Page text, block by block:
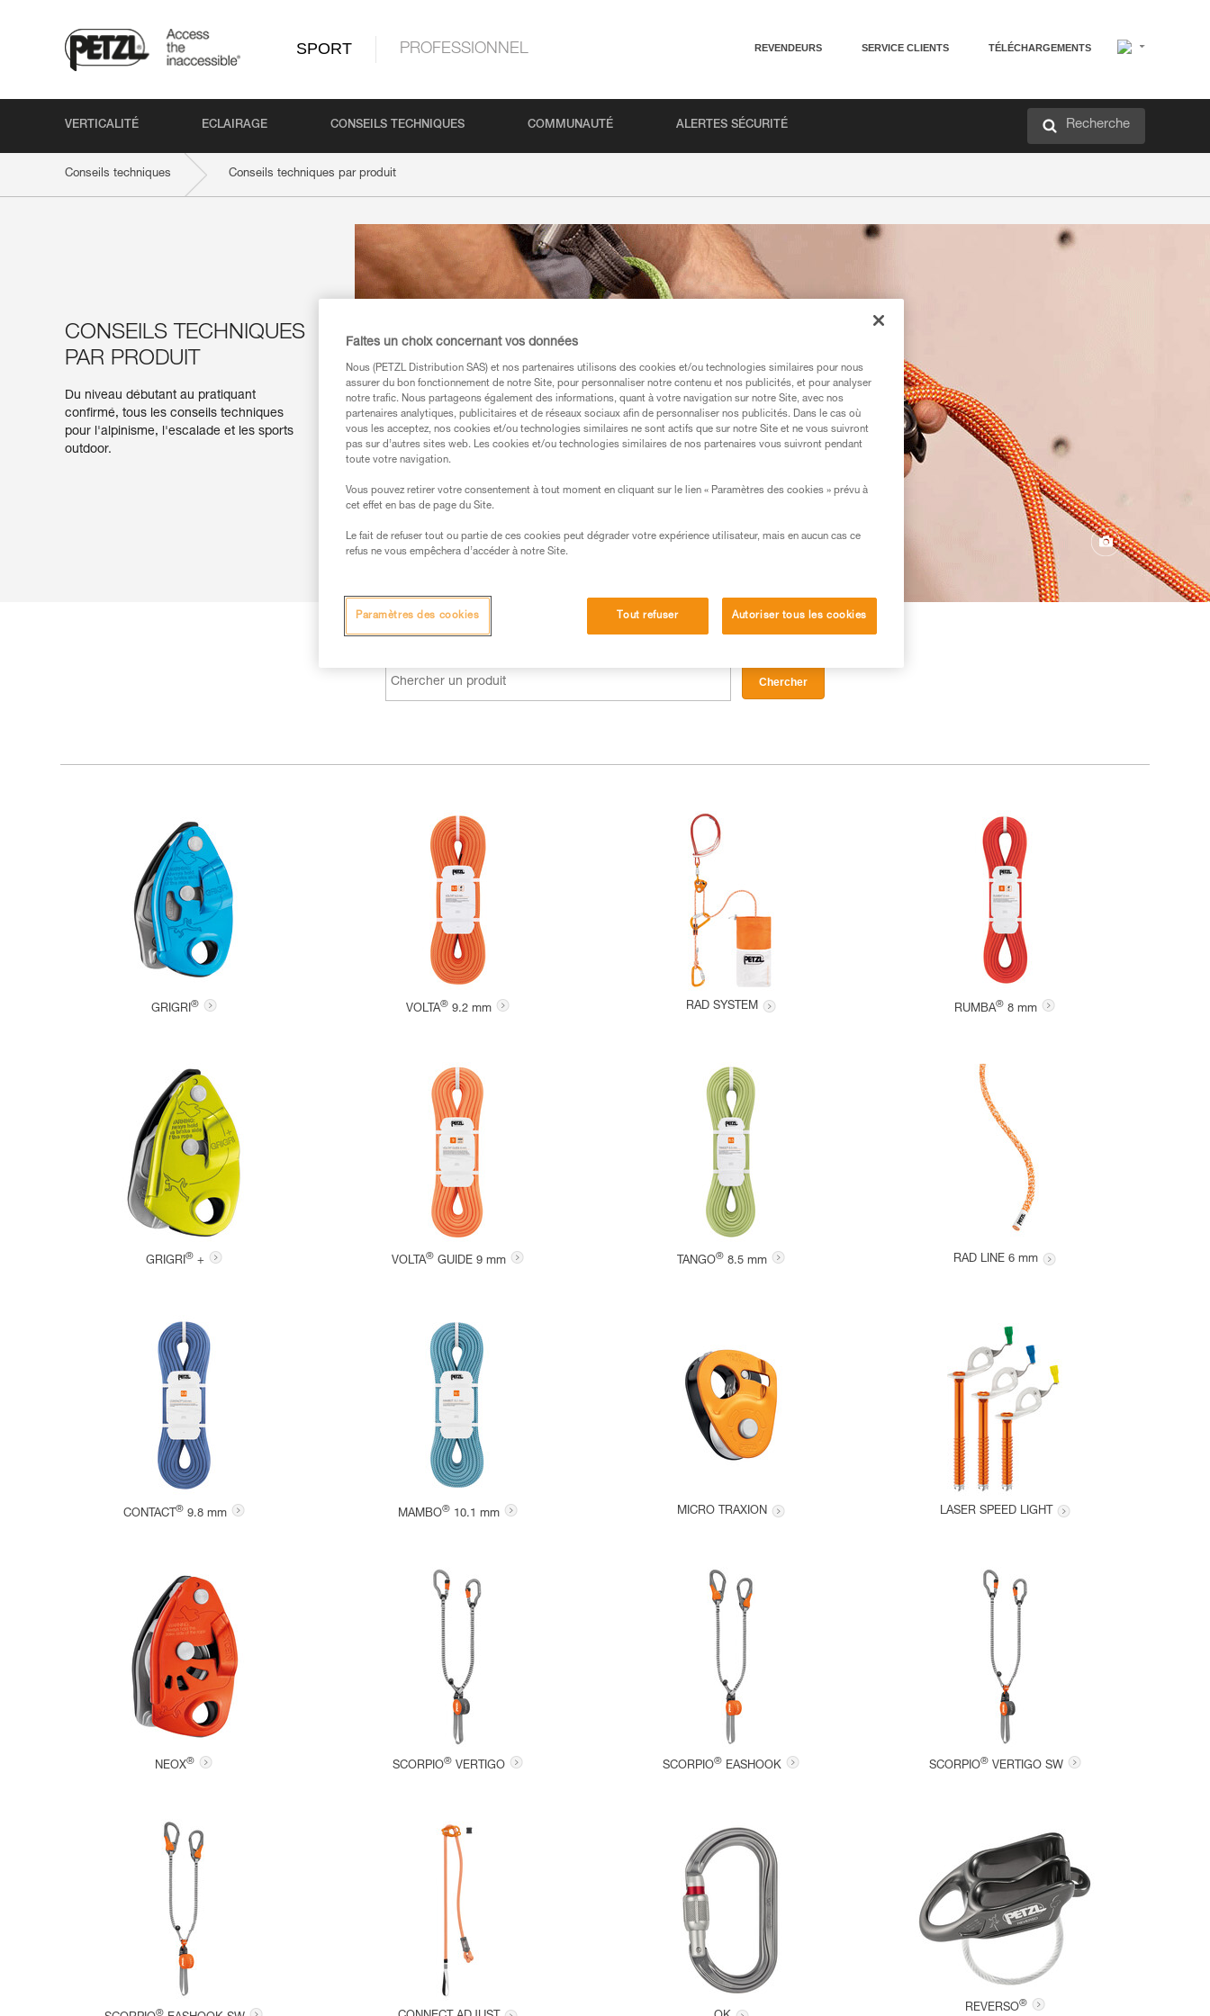
SPORT PROFESSIONNEL REVENDEURS SERVICE CLIENTS TÉLÉCHARGEMENTS
VERTICALITÉ ECLAIRAGE CONSEILS TECHNIQUES COMMUNAUTÉ ALERTES SÉCURITÉ Recherche
Conseils techniques Conseils techniques par produit
CONSEILS TECHNIQUES
PAR PRODUIT
Du niveau débutant au pratiquant
confirmé, tous les conseils techniques
pour l'alpinisme, l'escalade et les sports
outdoor.
Chercher
GRIGRI® VOLTA® 9.2 mm RAD SYSTEM RUMBA® 8 mm
GRIGRI® + VOLTA® GUIDE 9 mm TANGO® 8.5 mm RAD LINE 6 mm
CONTACT® 9.8 mm MAMBO® 10.1 mm MICRO TRAXION LASER SPEED LIGHT
NEOX® SCORPIO® VERTIGO SCORPIO® EASHOOK SCORPIO® VERTIGO SW
REVERSO®
Faites un choix concernant vos données
Nous (PETZL Distribution SAS) et nos partenaires utilisons des cookies et/ou technologies similaires pour nous
assurer du bon fonctionnement de notre Site, pour personnaliser notre contenu et nos publicités, et pour analyser
notre trafic. Nous partageons également des informations, quant à votre navigation sur notre Site, avec nos
partenaires analytiques, publicitaires et de réseaux sociaux afin de personnaliser nos publicités. Dans le cas où
vous les acceptez, nos cookies et/ou technologies similaires ne sont actifs que sur notre Site et ne vous suivront
pas sur d’autres sites web. Les cookies et/ou technologies similaires de nos partenaires vous suivront pendant
toute votre navigation.
Vous pouvez retirer votre consentement à tout moment en cliquant sur le lien « Paramètres des cookies » prévu à
cet effet en bas de page du Site.
Le fait de refuser tout ou partie de ces cookies peut dégrader votre expérience utilisateur, mais en aucun cas ce
refus ne vous empêchera d’accéder à notre Site.
Tout refuser Autoriser tous les cookies
Paramètres des cookies